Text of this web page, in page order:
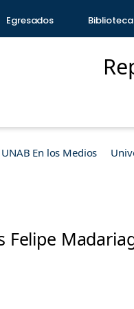
Egresados Biblioteca
UNAB En los Medios
Felipe